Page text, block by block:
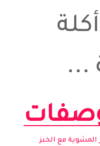
...
مع الخبز